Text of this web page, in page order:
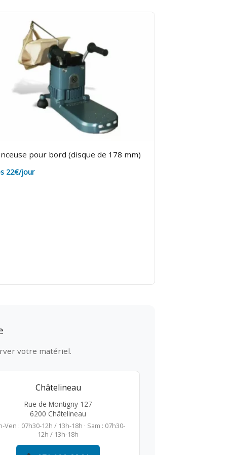
pour bord (disque de 178 mm)
22€/jour
votre matériel.
Châtelineau
Rue de Montigny 127
6200 Châtelineau
Ven : 07h30-12h / 13h-18h · Sam : 07h30-
12h / 13h-18h